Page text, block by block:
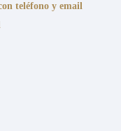
teléfono y email